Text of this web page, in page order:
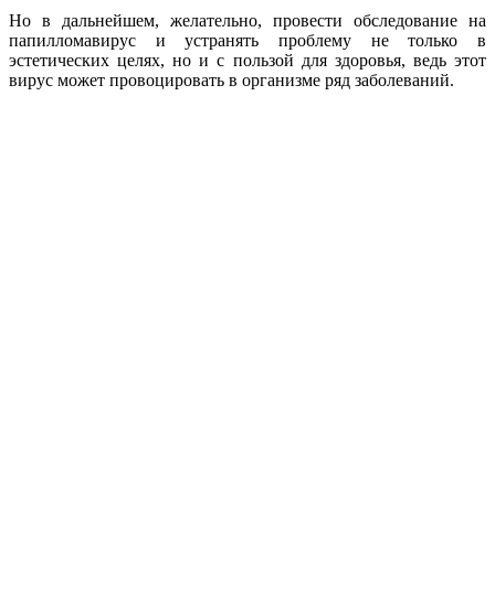
Но в дальнейшем, желательно, провести обследование на
папилломавирус и устранять проблему не только в
эстетических целях, но и с пользой для здоровья, ведь этот
вирус может провоцировать в организме ряд заболеваний.